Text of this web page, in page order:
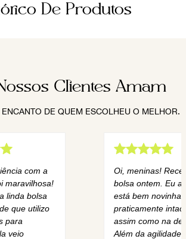
De Produtos
Clientes Amam
DE QUEM ESCOLHEU O MELHOR.
com a
maravilhosa!
linda bolsa
que utilizo
para
veio
Oi, meninas!
bolsa ontem. Eu
está bem novinha,
praticamente
assim como na
Além da agilidade